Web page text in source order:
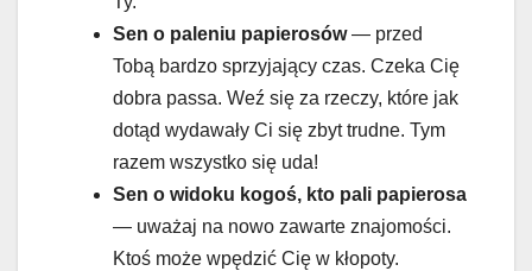
Sen o paleniu papierosów— przed
Tobą bardzo sprzyjający czas. Czeka Cię
dobra passa. Weź się za rzeczy, które jak
dotąd wydawały Ci się zbyt trudne. Tym
razem wszystko się uda!
Sen o widoku kogoś, kto pali papierosa
— uważaj na nowo zawarte znajomości.
Ktoś może wpędzić Cię w kłopoty.